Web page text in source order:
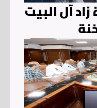
آل البيت